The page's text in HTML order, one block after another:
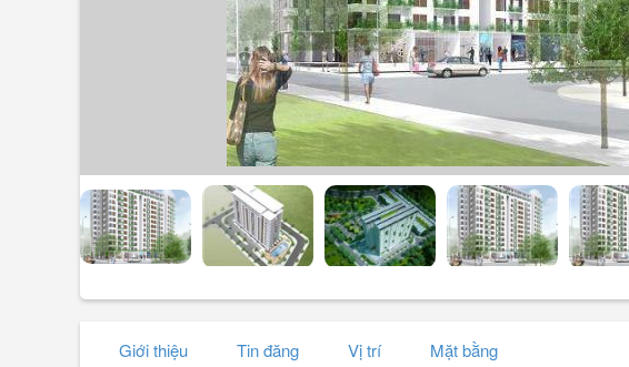
Giới thiệu Tin đăng Vị trí Mặt bằng